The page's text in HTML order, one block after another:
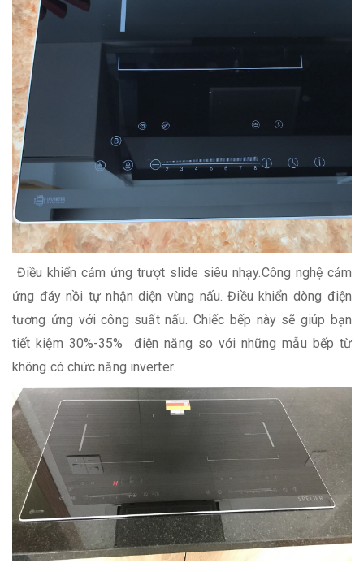
Điều khiển cảm ứng trượt slide siêu nhạy.Công nghệ cảm
ứng đáy nồi tự nhận diện vùng nấu. Điều khiển dòng điện
tương ứng với công suất nấu. Chiếc bếp này sẽ giúp bạn
tiết kiệm 30%-35% điện năng so với những mẫu bếp từ
không có chức năng inverter.